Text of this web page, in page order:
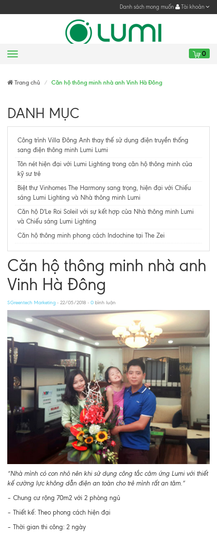
Danh sách mong muốn Tài khoản
Menu 0
Trang chủ Căn hộ thông minh nhà anh Vinh Hà Đông
DANH MỤC
Công trình Villa Đông Anh thay thế sử dụng điện truyền thống
sang điện thông minh Lumi Lumi
Tôn nét hiện đại với Lumi Lighting trong căn hộ thông minh của
kỹ sư trẻ
Biệt thự Vinhomes The Harmony sang trọng, hiện đại với Chiếu
sáng Lumi Lighting và Nhà thông minh Lumi
Căn hộ D'Le Roi Soleil với sự kết hợp của Nhà thông minh Lumi
và Chiếu sáng Lumi Lighting
Căn hộ thông minh phong cách Indochine tại The Zei
Căn hộ thông minh nhà anh
Vinh Hà Đông
SGreentech Marketing - 22/05/2018 - 0 bình luận
“Nhà mình có con nhỏ nên khi sử dụng công tắc cảm ứng Lumi với thiết
kế cường lực không dẫn điện an toàn cho trẻ mình rất an tâm.”
– Chung cư rộng 70m2 với 2 phòng ngủ
– Thiết kế: Theo phong cách hiện đại
– Thời gian thi công: 2 ngày